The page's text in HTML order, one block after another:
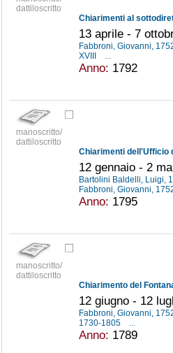
dattiloscritto
13 aprile - 7
Fabbroni, Giovanni,
XVIII
...
Anno: 1792
manoscritto/
dattiloscritto
12 gennaio - 2
Bartolini Baldelli, Luigi,
Fabbroni, Giovanni,
Anno: 1795
manoscritto/
dattiloscritto
12 giugno - 12
Fabbroni, Giovanni,
1730-1805
Anno: 1789